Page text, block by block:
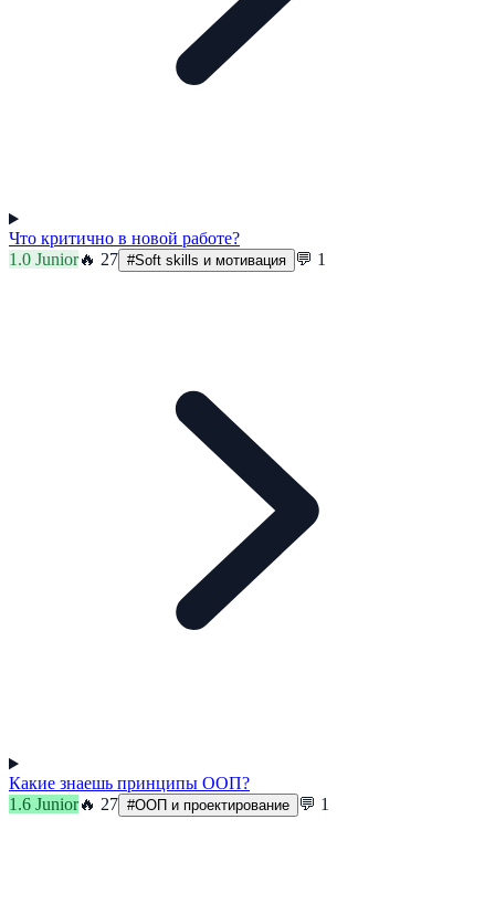
Что критично в новой работе?
1.0 Junior🔥 27 #Soft skills и мотивация 💬 1
Какие знаешь принципы ООП?
1.6 Junior🔥 27 #ООП и проектирование 💬 1